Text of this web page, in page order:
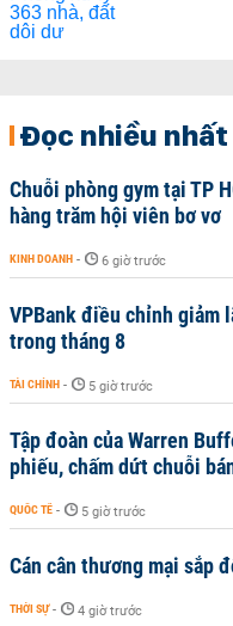
Đọc nhiều nhất
Chuỗi phòng gym tại TP
hàng trăm hội viên bơ vơ
KINH DOANH - 6 giờ trước
VPBank điều chỉnh giảm
trong tháng 8
TÀI CHÍNH - 5 giờ trước
Tập đoàn của Warren
phiếu, chấm dứt chuỗi
QUỐC TẾ - 5 giờ trước
Cán cân thương mại sắp
THỜI SỰ - 4 giờ trước